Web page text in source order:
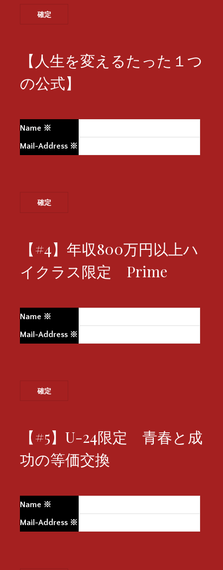
【人生を変えるたった１つ
の公式】
Name ※
Mail-Address ※
【#4】年収800万円以上ハ
イクラス限定 Prime
Name ※
Mail-Address ※
【#5】U-24限定 青春と成
功の等価交換
Name ※
Mail-Address ※